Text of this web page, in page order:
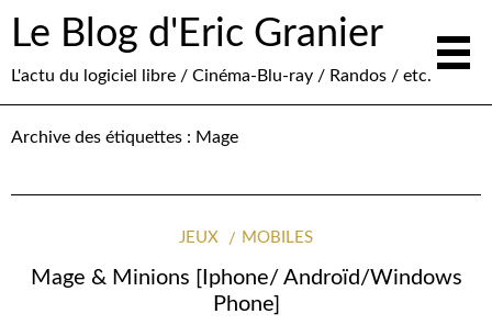
Le Blog d'Eric Granier
L'actu du logiciel libre / Cinéma-Blu-ray / Randos / etc.
Archive des étiquettes : Mage
JEUX MOBILES
Mage & Minions [Iphone/ Androïd/Windows
Phone]